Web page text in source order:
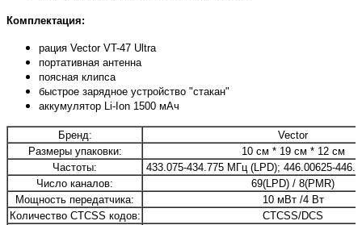
Комплектация:
рация Vector VT-47 Ultra
портативная антенна
поясная клипса
быстрое зарядное устройство "стакан"
аккумулятор Li-Ion 1500 мАч
Бренд:
Vector
Размеры упаковки:
10 см * 19 см * 12 см
Частоты:
433.075-434.775 МГц (LPD); 446.00625-
Число каналов:
69(LPD) / 8(PMR)
Мощность передатчика:
10 мВт /4 Вт
Количество CTCSS кодов:
CTCSS/DCS